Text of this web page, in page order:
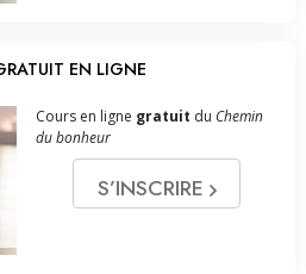
EN LIGNE
Cours en ligne gratuit du Chemin
du bonheur
S’INSCRIRE